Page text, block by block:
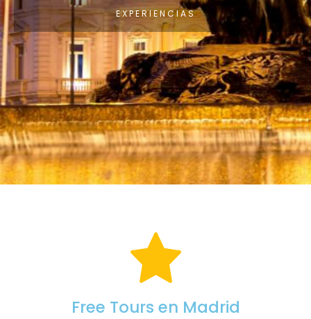
EXPERIENCIAS
Free Tours en Madrid